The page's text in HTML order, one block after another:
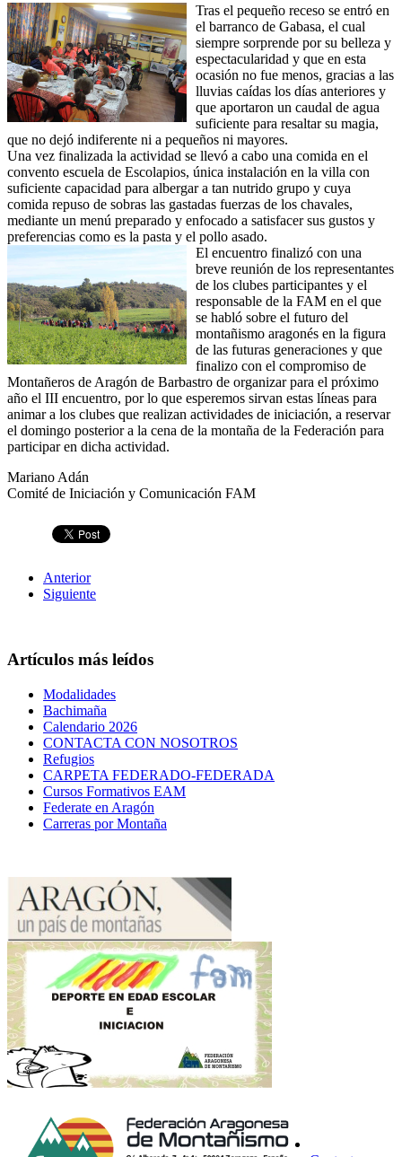
Tras el pequeño receso se entró en
el barranco de Gabasa, el cual
siempre sorprende por su belleza y
espectacularidad y que en esta
ocasión no fue menos, gracias a las
lluvias caídas los días anteriores y
que aportaron un caudal de agua
suficiente para resaltar su magia,
que no dejó indiferente ni a pequeños ni mayores.
Una vez finalizada la actividad se llevó a cabo una comida en el
convento escuela de Escolapios, única instalación en la villa con
suficiente capacidad para albergar a tan nutrido grupo y cuya
comida repuso de sobras las gastadas fuerzas de los chavales,
mediante un menú preparado y enfocado a satisfacer sus gustos y
preferencias como es la pasta y el pollo asado.
El encuentro finalizó con una
breve reunión de los representantes
de los clubes participantes y el
responsable de la FAM en el que
se habló sobre el futuro del
montañismo aragonés en la figura
de las futuras generaciones y que
finalizo con el compromiso de
Montañeros de Aragón de Barbastro de organizar para el próximo
año el III encuentro, por lo que esperemos sirvan estas líneas para
animar a los clubes que realizan actividades de iniciación, a reservar
el domingo posterior a la cena de la montaña de la Federación para
participar en dicha actividad.
Mariano Adán
Comité de Iniciación y Comunicación FAM
Anterior
Siguiente
Artículos más leídos
Modalidades
Bachimaña
Calendario 2026
CONTACTA CON NOSOTROS
Refugios
CARPETA FEDERADO-FEDERADA
Cursos Formativos EAM
Federate en Aragón
Carreras por Montaña